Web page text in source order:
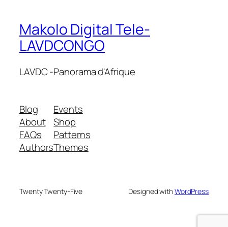
Makolo Digital Tele-
LAVDCONGO
LAVDC -Panorama d'Afrique
Blog
About
FAQs
Authors
Events
Shop
Patterns
Themes
Twenty Twenty-Five Designed withWordPress